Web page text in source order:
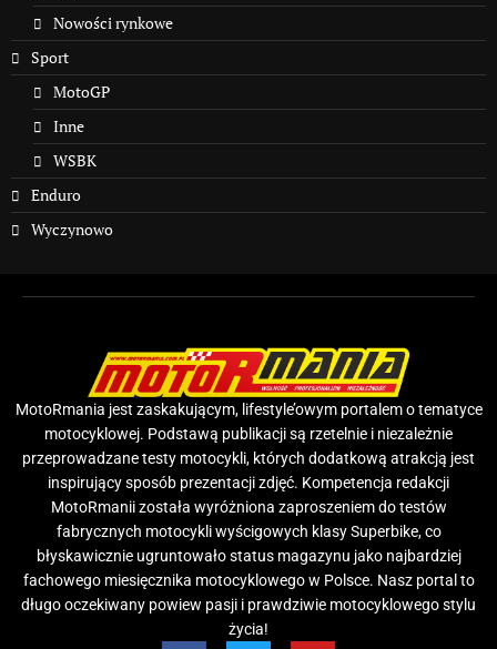
Nowości rynkowe
Sport
MotoGP
Inne
WSBK
Enduro
Wyczynowo
MotoRmania jest zaskakującym, lifestyle’owym portalem o tematyce
motocyklowej. Podstawą publikacji są rzetelnie i niezależnie
przeprowadzane testy motocykli, których dodatkową atrakcją jest
inspirujący sposób prezentacji zdjęć. Kompetencja redakcji
MotoRmanii została wyróżniona zaproszeniem do testów
fabrycznych motocykli wyścigowych klasy Superbike, co
błyskawicznie ugruntowało status magazynu jako najbardziej
fachowego miesięcznika motocyklowego w Polsce. Nasz portal to
długo oczekiwany powiew pasji i prawdziwie motocyklowego stylu
życia!